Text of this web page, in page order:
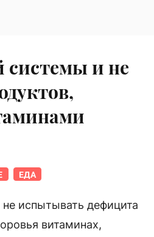
системы и не
ЕДА
не испытывать дефицита
витаминах,